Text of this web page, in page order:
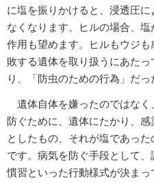
に塩を振りかけると、浸透圧
なくなります。ヒルの場合、
作用も望めます。ヒルもウジ
敗する遺体を取り扱うにあた
り、「防虫のための行為」だっ
遺体自体を嫌ったのではなく
防ぐために、遺体にたかり、
としたもの、それが塩であっ
です。病気を防ぐ手段として
慣習といった行動様式が決ま